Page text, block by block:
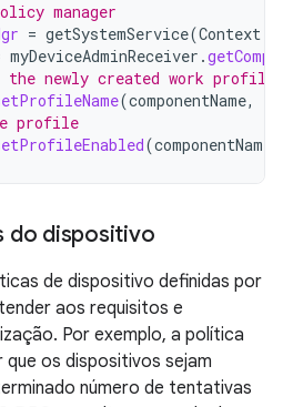
manager
= getSystemService(Context
myDeviceAdminReceiver .
newly created work profile.
(componentName,
profile
(componentName
do dispositivo
de dispositivo definidas por
aos requisitos e
Por exemplo, a política
os dispositivos sejam
número de tentativas